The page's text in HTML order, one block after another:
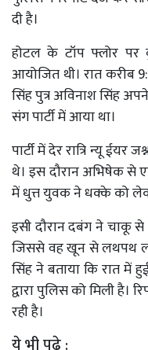
दी है।
होटल के टॉप फ्लोर पर
आयोजित थी। रात करीब
सिंह पुत्र अविनाश सिंह
संग पार्टी में आया था।
पार्टी में देर रात्रि न्यू
थे। इस दौरान अभिषेक
में धुत्त युवक ने धक्के को
इसी दौरान दबंग ने चाकू
जिससे वह खून से लथपथ
सिंह ने बताया कि रात में
द्वारा पुलिस को मिली है।
रही है।